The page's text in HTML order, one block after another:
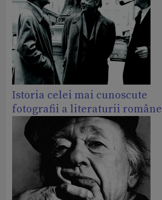
Istoria celei mai cunoscute
fotografii a literaturii române